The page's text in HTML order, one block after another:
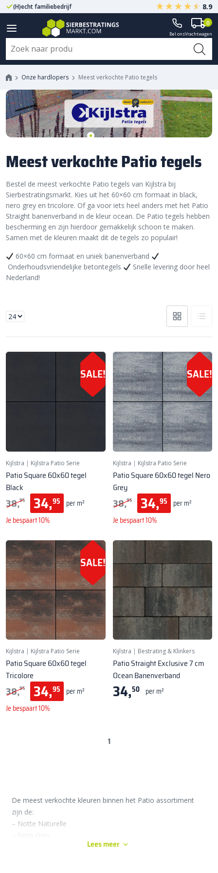
(H)echt familiebedrijf Gegarandeerd A-kwaliteit
8.9
Bel onsVrachtwagen
0
Onze hardlopers Meest verkochte Patio tegels
Meest verkochte Patio tegels
Bestel de meest verkochte Patio tegels van Kijlstra bij
Sierbestratingsmarkt. Kies uit het 60×60 cm formaat in black,
nero grey en tricolore. Of ga voor iets heel anders met het Patio
Straight banenverband in de kleur ocean. De Patio tegels hebben
bescherming en zijn hierdoor gemakkelijk schoon te maken.
Samen met de kleuren maakt dit de tegels zo populair!
60×60 cm formaat en uniek banenverband
Onderhoudsvriendelijke betontegels
Snelle levering door heel
Nederland!
SALE!
Kijlstra | Kijlstra Patio Serie
Patio Square 60x60 tegel
Black
38,95 34,95
per m²
Je bespaart 10%
SALE!
Kijlstra | Kijlstra Patio Serie
Patio Square 60x60 tegel Nero
Grey
38,95 34,95
per m²
Je bespaart 10%
SALE!
Kijlstra | Kijlstra Patio Serie
Patio Square 60x60 tegel
Tricolore
38,95 34,95
per m²
Je bespaart 10%
Kijlstra | Bestrating & Klinkers
Patio Straight Exclusive 7 cm
Ocean Banenverband
34,50 per m²
1
De meest verkochte kleuren binnen het Patio assortiment
zijn de:
– Notte Naturelle
– Nero Grey
Lees meer